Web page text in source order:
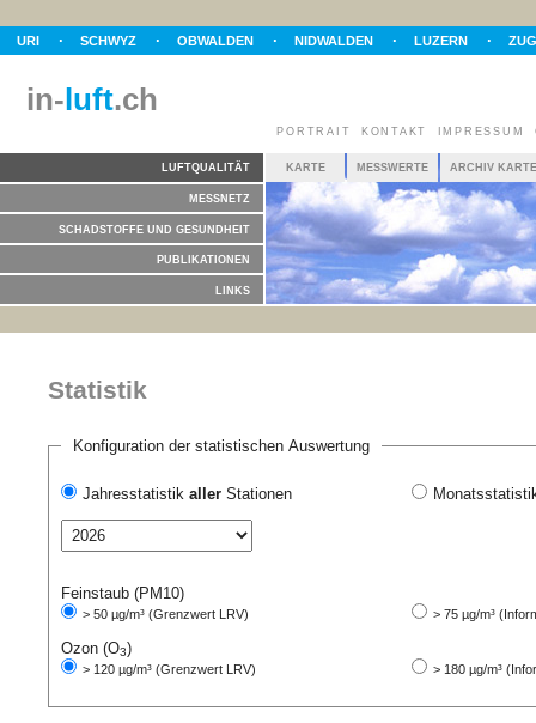
URI SCHWYZ OBWALDEN NIDWALDEN LUZERN
in-luft.ch
PORTRAIT KONTAKT IMPRESSUM
LUFTQUALITÄT
MESSNETZ
SCHADSTOFFE UND GESUNDHEIT
PUBLIKATIONEN
LINKS
KARTE MESSWERTE ARCHIV
Statistik
Konfiguration der statistischen Auswertung
Jahresstatistik aller Stationen
Feinstaub (PM10)
> 50 µg/m³ (Grenzwert LRV) > 75 µg/m³
Ozon (O3)
> 120 µg/m³ (Grenzwert LRV) > 180 µg/m³